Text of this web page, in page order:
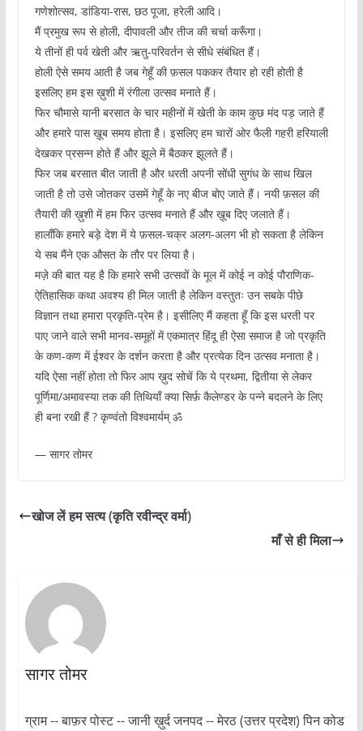
गणेशोत्सव, डांडिया-रास, छठ पूजा, हरेली आदि।
मैं प्रमुख रूप से होली, दीपावली और तीज की चर्चा करूँगा।
ये तीनों ही पर्व खेती और ऋतु-परिवर्तन से सीधे संबंधित हैं।
होली ऐसे समय आती है जब गेहूँ की फ़सल पककर तैयार हो रही होती है
इसलिए हम इस ख़ुशी में रंगीला उत्सव मनाते हैं।
फिर चौमासे यानी बरसात के चार महीनों में खेती के काम कुछ मंद पड़ जाते हैं
और हमारे पास ख़ूब समय होता है। इसलिए हम चारों ओर फैली गहरी हरियाली
देखकर प्रसन्न होते हैं और झूले में बैठकर झूलते हैं।
फिर जब बरसात बीत जाती है और धरती अपनी सोंधी सुगंध के साथ खिल
जाती है तो उसे जोतकर उसमें गेहूँ के नए बीज बोए जाते हैं। नयी फ़सल की
तैयारी की ख़ुशी में हम फिर उत्सव मनाते हैं और ख़ूब दिए जलाते हैं।
हालाँकि हमारे बड़े देश में ये फ़सल-चक्र अलग-अलग भी हो सकता है लेकिन
ये सब मैंने एक औसत के तौर पर लिया है।
मज़े की बात यह है कि हमारे सभी उत्सवों के मूल में कोई न कोई पौराणिक-
ऐतिहासिक कथा अवश्य ही मिल जाती है लेकिन वस्तुतः उन सबके पीछे
विज्ञान तथा हमारा प्रकृति-प्रेम है। इसीलिए मैं कहता हूँ कि इस धरती पर
पाए जाने वाले सभी मानव-समूहों में एकमात्र हिंदू ही ऐसा समाज है जो प्रकृति
के कण-कण में ईश्वर के दर्शन करता है और प्रत्येक दिन उत्सव मनाता है।
यदि ऐसा नहीं होता तो फिर आप ख़ुद सोचें कि ये प्रथमा, द्वितीया से लेकर
पूर्णिमा/अमावस्या तक की तिथियाँ क्या सिर्फ़ कैलेण्डर के पन्ने बदलने के लिए
ही बना रखी हैं ? कृण्वंतो विश्वमार्यम् ॐ
— सागर तोमर
खोज लें हम सत्य (कृति रवीन्द्र वर्मा)
माँ से ही मिला
सागर तोमर
ग्राम -- बाफ़र पोस्ट -- जानी ख़ुर्द जनपद -- मेरठ (उत्तर प्रदेश) पिन कोड